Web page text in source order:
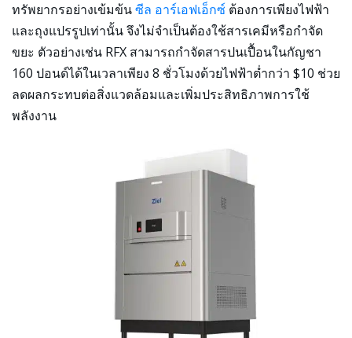
ทรัพยากรอย่างเข้มข้นซีล อาร์เอฟเอ็กซ์ ต้องการเพียงไฟฟ้า
และถุงแปรรูปเท่านั้น จึงไม่จำเป็นต้องใช้สารเคมีหรือกำจัด
ขยะ ตัวอย่างเช่น RFX สามารถกำจัดสารปนเปื้อนในกัญชา
160 ปอนด์ได้ในเวลาเพียง 8 ชั่วโมงด้วยไฟฟ้าต่ำกว่า $10 ช่วย
ลดผลกระทบต่อสิ่งแวดล้อมและเพิ่มประสิทธิภาพการใช้
พลังงาน